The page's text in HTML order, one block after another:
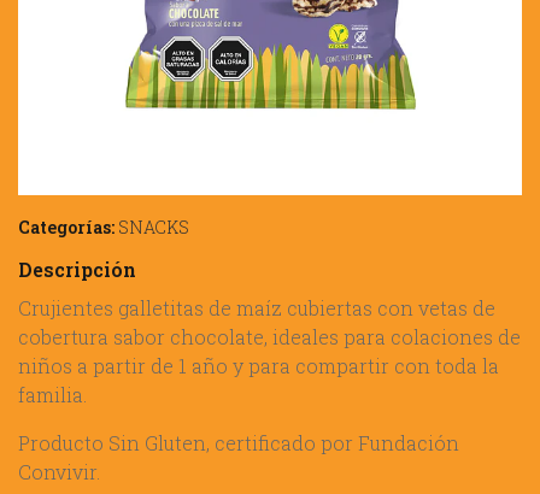
Categorías: SNACKS
Descripción
Crujientes galletitas de maíz cubiertas con vetas de
cobertura sabor chocolate, ideales para colaciones de
niños a partir de 1 año y para compartir con toda la
familia.
Producto Sin Gluten, certificado por Fundación
Convivir.